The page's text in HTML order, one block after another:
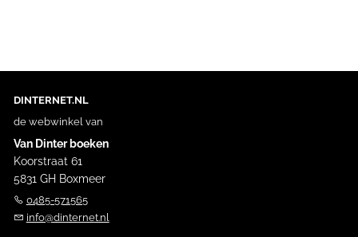
DINTERNET.NL
de webwinkel van
Van Dinter boeken
Koorstraat 61
5831 GH Boxmeer
0485-571565
info@dinternet.nl